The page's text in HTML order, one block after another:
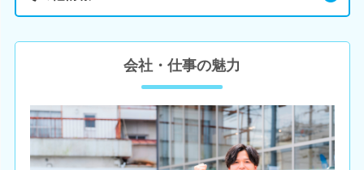
会社・仕事の魅力